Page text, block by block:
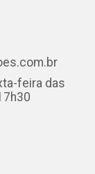
feira das